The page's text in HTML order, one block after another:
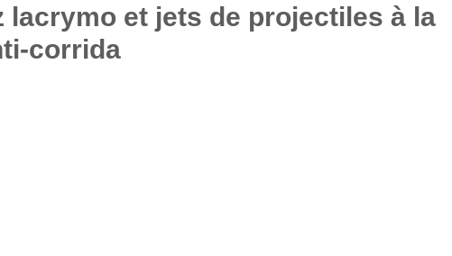
lacrymo et jets de projectiles à la
corrida